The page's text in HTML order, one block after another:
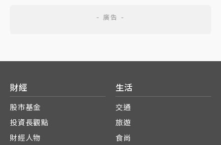
財經
股市基金
投資長觀點
財經人物
生活
交通
旅遊
食尚